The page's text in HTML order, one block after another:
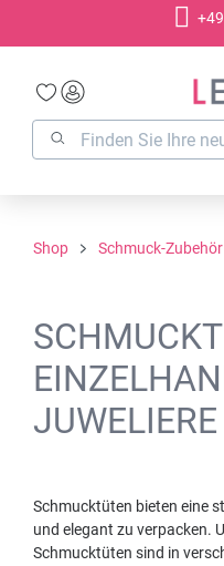
Shop Schmuck-Zubehör
JUWELIERE
Schmucktüten bieten eine
und elegant zu verpacken.
Schmucktüten sind in